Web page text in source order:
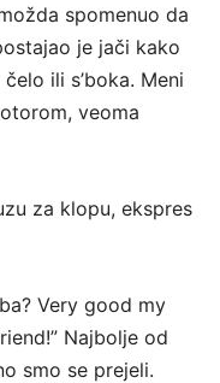
spomenuo da
je jači kako
ili s’boka. Meni
veoma
za klopu, ekspres
Very good my
Najbolje od
smo se prejeli.